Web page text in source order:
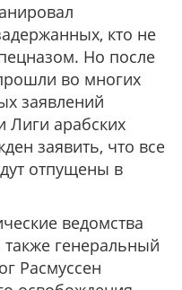
кто не
Но после
во многих
заявлений
Лиги арабских
заявить, что все
отпущены в
ведомства
также генеральный
Расмуссен